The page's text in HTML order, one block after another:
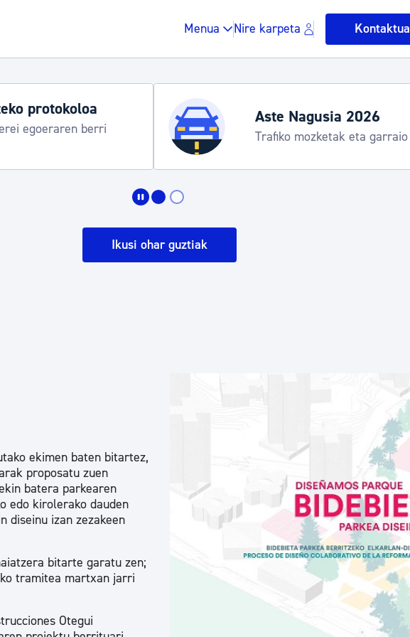
Menua Nire karpeta Kontaktua
Gune publikoa, hondakinak eta
Berdintasuna, Giza Eskubideak eta
Udako ordutegiak eta
Udalinfo, Donostia Kirola,
Urgull, Hondalea, Turismoa
Ikusi ohar guztiak
ekimen baten bitartez,
proposatu zuen
batera parkearen
edo kirolerako dauden
diseinu izan zezakeen
bitarte garatu zen;
tramitea martxan jarri
Otegui